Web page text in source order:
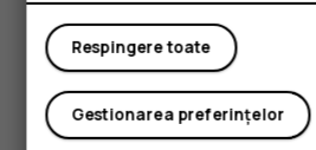
Activat.
Respingere toate
Gestionarea preferințelor